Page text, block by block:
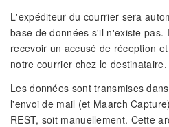
L'expéditeur du courrier sera
base de données s'il n'existe pas.
recevoir un accusé de réception
notre courrier chez le destinataire.
Les données sont transmises
l'envoi de mail (et Maarch
REST, soit manuellement. Cette